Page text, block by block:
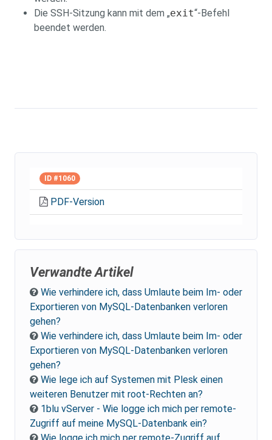
Die SSH-Sitzung kann mit dem „exit“-Befehl
beendet werden.
ID #1060
PDF-Version
Verwandte Artikel
Wie verhindere ich, dass Umlaute beim Im- oder
Exportieren von MySQL-Datenbanken verloren
gehen?
Wie verhindere ich, dass Umlaute beim Im- oder
Exportieren von MySQL-Datenbanken verloren
gehen?
Wie lege ich auf Systemen mit Plesk einen
weiteren Benutzer mit root-Rechten an?
1blu vServer - Wie logge ich mich per remote-
Zugriff auf meine MySQL-Datenbank ein?